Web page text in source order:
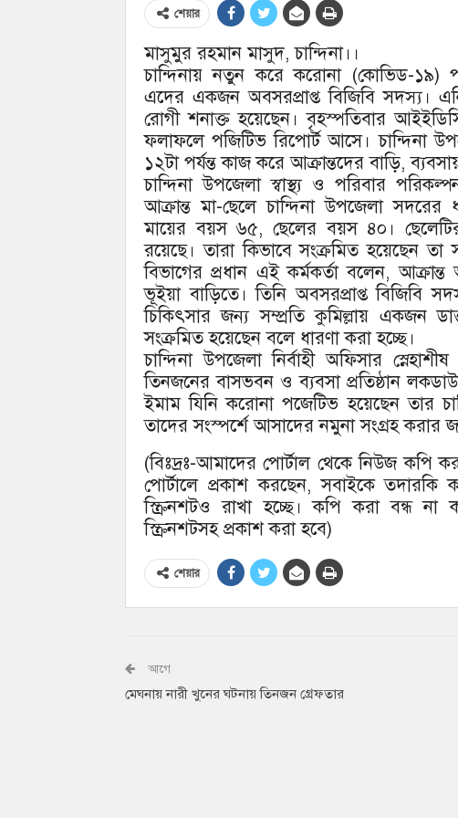
শেয়ার
মাসুমুর রহমান মাসুদ, চান্দিনা।।
চান্দিনায় নতুন করে করোনা (কোভিড-
এদের একজন অবসরপ্রাপ্ত বিজিবি সদস্য।
রোগী শনাক্ত হয়েছেন। বৃহস্পতিবার
ফলাফলে পজিটিভ রিপোর্ট আসে। চান্দিনা
১২টা পর্যন্ত কাজ করে আক্রান্তদের বাড়ি,
চান্দিনা উপজেলা স্বাস্থ্য ও পরিবার
আক্রান্ত মা-ছেলে চান্দিনা উপজেলা
মায়ের বয়স ৬৫, ছেলের বয়স ৪০।
রয়েছে। তারা কিভাবে সংক্রমিত হয়েছেন তা
বিভাগের প্রধান এই কর্মকর্তা বলেন,
ভূইয়া বাড়িতে। তিনি অবসরপ্রাপ্ত বিজিবি
চিকিৎসার জন্য সম্প্রতি কুমিল্লায় একজন
সংক্রমিত হয়েছেন বলে ধারণা করা হচ্ছে।
চান্দিনা উপজেলা নির্বাহী অফিসার
তিনজনের বাসভবন ও ব্যবসা প্রতিষ্ঠান
ইমাম যিনি করোনা পজেটিভ হয়েছেন তার
তাদের সংস্পর্শে আসাদের নমুনা সংগ্রহ করার
(বিঃদ্রঃ-আমাদের পোর্টাল থেকে নিউজ কপি
পোর্টালে প্রকাশ করছেন, সবাইকে তদারকি
স্ক্রিনশটও রাখা হচ্ছে। কপি করা বন্ধ
স্ক্রিনশটসহ প্রকাশ করা হবে)
শেয়ার
আগে
মেঘনায় নারী খুনের ঘটনায় তিনজন গ্রেফতার